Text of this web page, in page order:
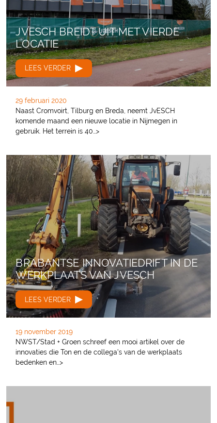
JVESCH BREIDT UIT MET VIERDE
LOCATIE
LEES VERDER
29 februari 2020
Naast Cromvoirt, Tilburg en Breda, neemt JvESCH
komende maand een nieuwe locatie in Nijmegen in
gebruik. Het terrein is 40…>
BRABANTSE INNOVATIEDRIFT IN DE
WERKPLAATS VAN JVESCH
LEES VERDER
19 november 2019
NWST/Stad + Groen schreef een mooi artikel over de
innovaties die Ton en de collega's van de werkplaats
bedenken en…>